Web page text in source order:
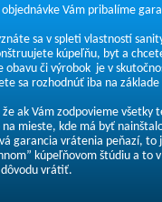
objednávke Vám pribalíme
sa v spleti vlastností
kúpeľňu, byt a
obavu či výrobok je v
sa rozhodnúť iba na
ak Vám zodpovieme všetky
na mieste, kde má byť
garancia vrátenia peňazí, to
kúpeľňovom štúdiu a to
vrátiť.